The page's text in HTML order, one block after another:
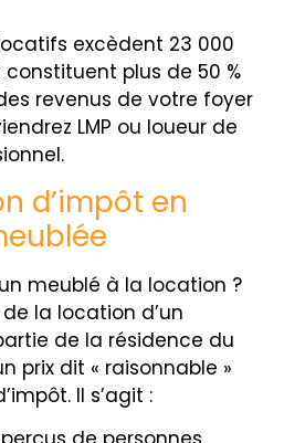
excèdent 23 000
plus de 50 %
revenus de votre foyer
LMP ou loueur de
d’impôt en
meublé à la location ?
de la location d’un
de la résidence du
prix dit « raisonnable »
Il s’agit :